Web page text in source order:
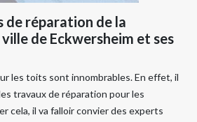
de réparation de la
de Eckwersheim et ses
les toits sont innombrables. En effet, il
travaux de réparation pour les
cela, il va falloir convier des experts